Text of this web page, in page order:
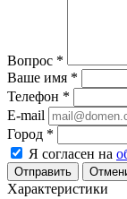
Вопрос *
Ваше имя *
Телефон *
E-mail
Город *
Я согласен на
Характеристики